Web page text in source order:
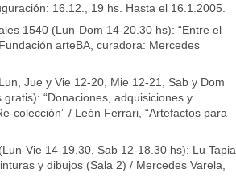
16.12., 19 hs. Hasta el 16.1.2005.
1540 (Lun-Dom 14-20.30 hs): “Entre el
arteBA, curadora: Mercedes
Jue y Vie 12-20, Mie 12-21, Sab y Dom
“Donaciones, adquisiciones y
colección” / León Ferrari, “Artefactos para
Vie 14-19.30, Sab 12-18.30 hs): Lu Tapia,
y dibujos (Sala 2) / Mercedes Varela,